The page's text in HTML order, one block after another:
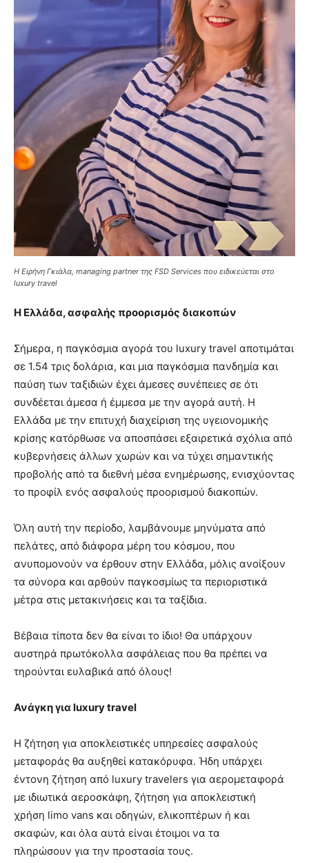
Η Ειρήνη Γκιάλα, managing partner της FSD Services που ειδικεύεται στο
luxury travel
Η Ελλάδα, ασφαλής προορισμός διακοπών
Σήμερα, η παγκόσμια αγορά του luxury travel αποτιμάται
σε 1.54 τρις δολάρια, και μια παγκόσμια πανδημία και
παύση των ταξιδιών έχει άμεσες συνέπειες σε ότι
συνδέεται άμεσα ή έμμεσα με την αγορά αυτή. Η
Ελλάδα με την επιτυχή διαχείριση της υγειονομικής
κρίσης κατόρθωσε να αποσπάσει εξαιρετικά σχόλια από
κυβερνήσεις άλλων χωρών και να τύχει σημαντικής
προβολής από τα διεθνή μέσα ενημέρωσης, ενισχύοντας
το προφίλ ενός ασφαλούς προορισμού διακοπών.
Όλη αυτή την περίοδο, λαμβάνουμε μηνύματα από
πελάτες, από διάφορα μέρη του κόσμου, που
ανυπομονούν να έρθουν στην Ελλάδα, μόλις ανοίξουν
τα σύνορα και αρθούν παγκοσμίως τα περιοριστικά
μέτρα στις μετακινήσεις και τα ταξίδια.
Βέβαια τίποτα δεν θα είναι το ίδιο! Θα υπάρχουν
αυστηρά πρωτόκολλα ασφάλειας που θα πρέπει να
τηρούνται ευλαβικά από όλους!
Ανάγκη για luxury travel
Η ζήτηση για αποκλειστικές υπηρεσίες ασφαλούς
μεταφοράς θα αυξηθεί κατακόρυφα. Ήδη υπάρχει
έντονη ζήτηση από luxury travelers για αερομεταφορά
με ιδιωτικά αεροσκάφη, ζήτηση για αποκλειστική
χρήση limo vans και οδηγών, ελικοπτέρων ή και
σκαφών, και όλα αυτά είναι έτοιμοι να τα
πληρώσουν για την προστασία τους.